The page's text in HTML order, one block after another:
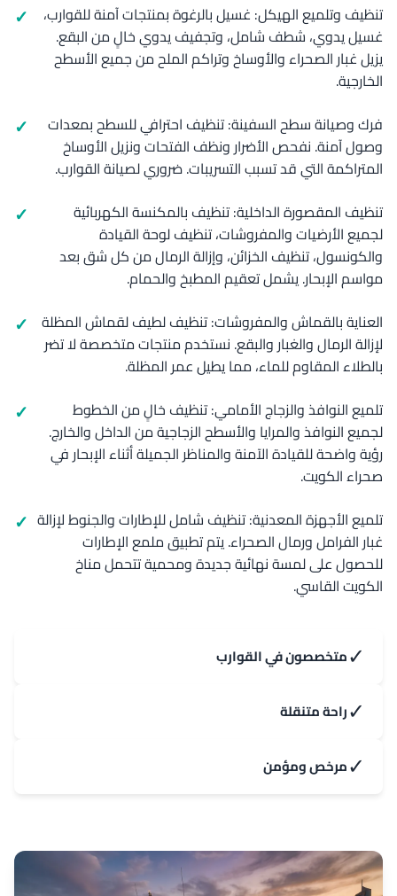
تنظيف وتلميع الهيكل: غسيل بالرغوة بمنتجات آمنة للقوارب،
غسيل يدوي، شطف شامل، وتجفيف يدوي خالٍ من البقع.
يزيل غبار الصحراء والأوساخ وتراكم الملح من جميع الأسطح
الخارجية.
فرك وصيانة سطح السفينة: تنظيف احترافي للسطح بمعدات
وصول آمنة. نفحص الأضرار ونظف الفتحات ونزيل الأوساخ
المتراكمة التي قد تسبب التسريبات. ضروري لصيانة القوارب.
تنظيف المقصورة الداخلية: تنظيف بالمكنسة الكهربائية
لجميع الأرضيات والمفروشات، تنظيف لوحة القيادة
والكونسول، تنظيف الخزائن، وإزالة الرمال من كل شق بعد
مواسم الإبحار. يشمل تعقيم المطبخ والحمام.
العناية بالقماش والمفروشات: تنظيف لطيف لقماش المظلة
لإزالة الرمال والغبار والبقع. نستخدم منتجات متخصصة لا تضر
بالطلاء المقاوم للماء، مما يطيل عمر المظلة.
تلميع النوافذ والزجاج الأمامي: تنظيف خالٍ من الخطوط
لجميع النوافذ والمرايا والأسطح الزجاجية من الداخل والخارج.
رؤية واضحة للقيادة الآمنة والمناظر الجميلة أثناء الإبحار في
صحراء الكويت.
تلميع الأجهزة المعدنية: تنظيف شامل للإطارات والجنوط لإزالة
غبار الفرامل ورمال الصحراء. يتم تطبيق ملمع الإطارات
للحصول على لمسة نهائية جديدة ومحمية تتحمل مناخ
الكويت القاسي.
✓متخصصون في القوارب
✓راحة متنقلة
✓مرخص ومؤمن